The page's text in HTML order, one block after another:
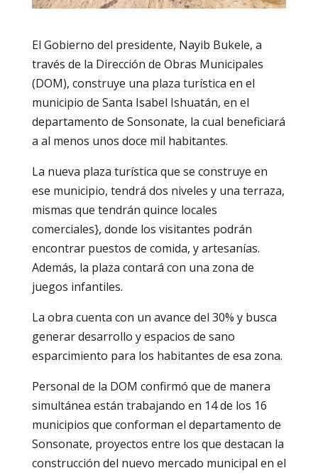
El Gobierno del presidente, Nayib Bukele, a
través de la Dirección de Obras Municipales
(DOM), construye una plaza turística en el
municipio de Santa Isabel Ishuatán, en el
departamento de Sonsonate, la cual beneficiará
a al menos unos doce mil habitantes.
La nueva plaza turística que se construye en
ese municipio, tendrá dos niveles y una terraza,
mismas que tendrán quince locales
comerciales}, donde los visitantes podrán
encontrar puestos de comida, y artesanías.
Además, la plaza contará con una zona de
juegos infantiles.
La obra cuenta con un avance del 30% y busca
generar desarrollo y espacios de sano
esparcimiento para los habitantes de esa zona.
Personal de la DOM confirmó que de manera
simultánea están trabajando en 14 de los 16
municipios que conforman el departamento de
Sonsonate, proyectos entre los que destacan la
construcción del nuevo mercado municipal en el